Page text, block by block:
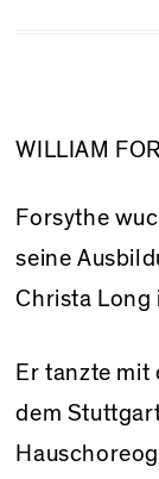
WILLIAM
Forsythe
seine
Christa Long
Er tanzte mit
dem